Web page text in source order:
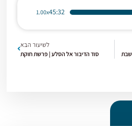
45:32
1.00x
לשיעור הבא
סוד הדיבור אל הסלע | פרשת חוקת